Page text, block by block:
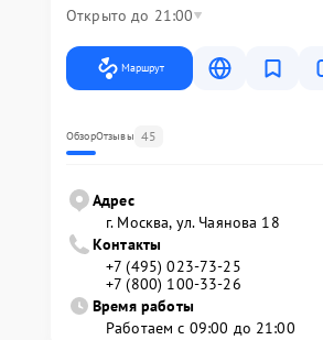
Открыто до 21:00
Маршрут
ОбзорОтзывы 45
Адрес
г. Москва, ул. Чаянова 18
Контакты
+7 (495) 023-73-25
+7 (800) 100-33-26
Время работы
Работаем с 09:00 до 21:00